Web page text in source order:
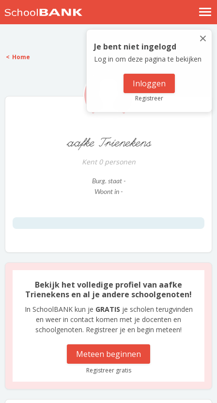
Nostalgische verhalen
Log in
Meld je gratis aan
×
Je bent niet ingelogd
Log in om deze pagina te bekijken
Inloggen
Registreer
Home
aafke Trienekens
Kent 0 personen
Burg. staat -
Woont in -
Bekijk het volledige profiel van aafke
Trienekens en al je andere schoolgenoten!
In SchoolBANK kun je GRATIS je scholen terugvinden
en weer in contact komen met je docenten en
schoolgenoten. Registreer je en begin meteen!
Meteen beginnen
Registreer gratis